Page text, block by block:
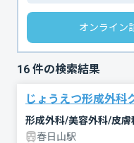
オンライン
16 件の検索結果
じょうえつ形成外科
形成外科/美容外科/皮
春日山駅